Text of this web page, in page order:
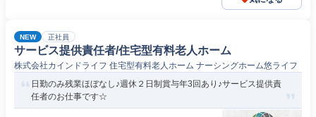
NEW 正社員
サービス提供責任者/住宅型有料老人ホーム
株式会社カインドライフ 住宅型有料老人ホーム ナーシングホーム悠ライフ
日勤のみ残業ほぼなし♪週休２日制賞与年3回あり♪サービス提供責
任者のお仕事です☆